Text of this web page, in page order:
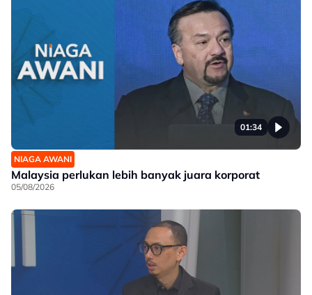
01:34
NIAGA AWANI
Malaysia perlukan lebih banyak juara korporat
05/08/2026